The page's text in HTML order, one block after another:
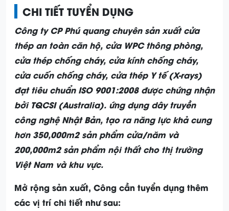
CHI TIẾT TUYỂN DỤNG
Công ty CP Phú quang chuyên sản xuất cửa
thép an toàn căn hộ, cửa WPC thông phòng,
cửa thép chống cháy, cửa kính chống cháy,
cửa cuốn chống cháy, cửa thép Y tế (X-rays)
đạt tiêu chuẩn ISO 9001:2008 được chứng nhận
bởi TQCSI (Australia). ứng dụng dây truyền
công nghệ Nhật Bản, tạo ra năng lực khả cung
hơn 350,000m2 sản phẩm cửa/năm và
200,000m2 sản phẩm nội thất cho thị trường
Việt Nam và khu vực.
Mở rộng sản xuất, Công cần tuyển dụng thêm
các vị trí chi tiết như sau: